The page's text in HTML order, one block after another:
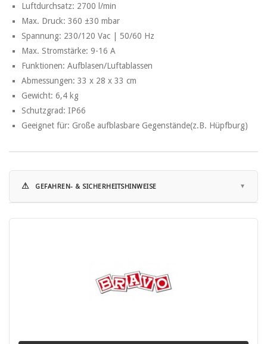
Luftdurchsatz: 2700 l/min
Max. Druck: 360 ±30 mbar
Spannung: 230/120 Vac | 50/60 Hz
Max. Stromstärke: 9-16 A
Funktionen: Aufblasen/Luftablassen
Abmessungen: 33 x 28 x 33 cm
Gewicht: 6,4 kg
Schutzgrad: IP66
Geeignet für: Große aufblasbare Gegenstände(z.B. Hüpfburg)
⚠ GEFAHREN- & SICHERHEITSHINWEISE
Hinweise zur Nutzung:
werden (12V, 230V oder Akku gemäß Typenschild).
• Vor Inbetriebnahme ist die Bedienungsanleitung vollständig zu
benutzt werden.